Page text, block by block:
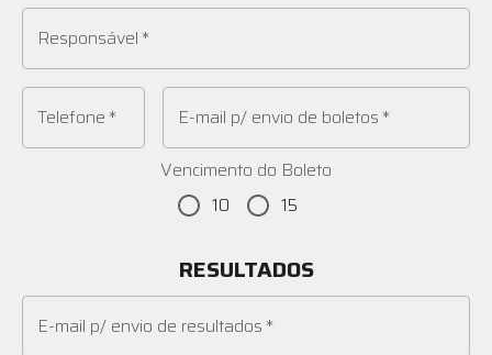
Responsável*
Telefone* E-mail p/ envio de boletos*
Vencimento do Boleto
10
15
RESULTADOS
E-mail p/ envio de resultados*